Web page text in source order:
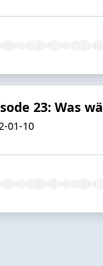
23: Was
01-10